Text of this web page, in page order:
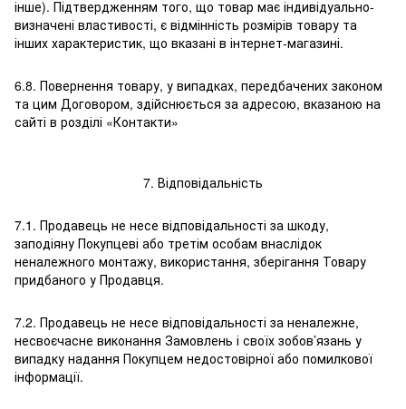
інше). Підтвердженням того, що товар має індивідуально-
визначені властивості, є відмінність розмірів товару та
інших характеристик, що вказані в інтернет-магазині.
6.8. Повернення товару, у випадках, передбачених законом
та цим Договором, здійснюється за адресою, вказаною на
сайті в розділі «Контакти»
7. Відповідальність
7.1. Продавець не несе відповідальності за шкоду,
заподіяну Покупцеві або третім особам внаслідок
неналежного монтажу, використання, зберігання Товару
придбаного у Продавця.
7.2. Продавець не несе відповідальності за неналежне,
несвоєчасне виконання Замовлень і своїх зобов’язань у
випадку надання Покупцем недостовірної або помилкової
інформації.